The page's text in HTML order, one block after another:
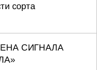
сорта
СИГНАЛА